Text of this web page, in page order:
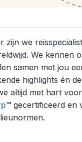
zijn we
We kennen
samen met jou
highlights én
altijd met hart
™ gecertificeerd en